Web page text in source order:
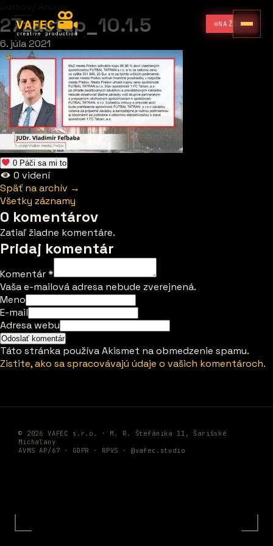
NAŽIVO
Domov Archív
27zastup_10.1.5
6. júla 2021
0 Páči sa mi to
0 videní
Späť na archív →
Všetky záznamy
0 komentárov
Zatiaľ žiadne komentáre.
Pridaj komentár
Komentár*
Vaša e-mailová adresa nebude zverejnená.
Meno
E-mail
Adresa webu
Táto stránka používa Akismet na obmedzenie spamu.
Zistite, ako sa spracovávajú údaje o vašich komentároch.
© 2026 VAFEC s.r.o. · M. R. Štefánika 11, Šarišské
Michaľany
AVMS AP/67 · GDPR · RPVS · @vafec.studio